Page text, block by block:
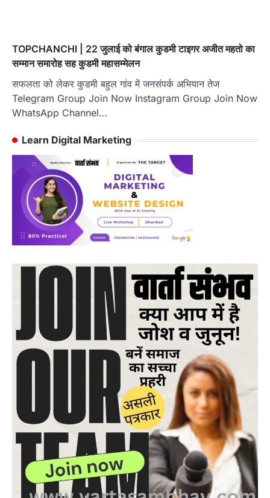
TOPCHANCHI | 22 जुलाई को बंगाल कुडमी टाइगर अजीत महतो का
सम्मान समारोह सह कुडमी महासम्मेलन
सफलता को लेकर कुडमी बहुल गांव में जनसंपर्क अभियान तेज
Telegram Group Join Now Instagram Group Join Now
WhatsApp Channel…
Learn Digital Marketing